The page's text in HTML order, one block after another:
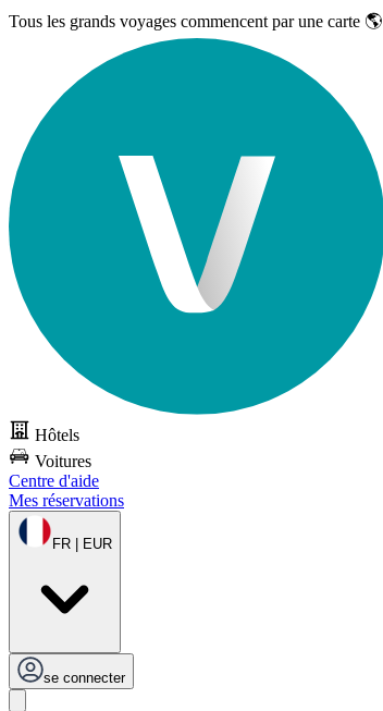
Tous les grands voyages commencent par une carte 🌎
Hôtels
Voitures
Centre d'aide
Mes réservations
FR | EUR
se connecter